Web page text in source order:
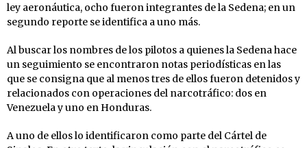
ley aeronáutica, ocho fueron integrantes de la Sedena; en un
segundo reporte se identifica a uno más.
Al buscar los nombres de los pilotos a quienes la Sedena hace
un seguimiento se encontraron notas periodísticas en las
que se consigna que al menos tres de ellos fueron detenidos y
relacionados con operaciones del narcotráfico: dos en
Venezuela y uno en Honduras.
A uno de ellos lo identificaron como parte del Cártel de